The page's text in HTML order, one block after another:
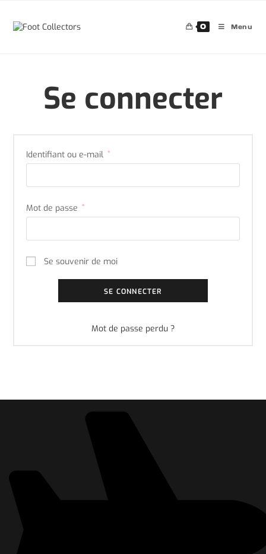
content
0 Menu
Se connecter
Identifiant ou e-mail *
Mot de passe *
Se souvenir de moi
SE CONNECTER
Mot de passe perdu ?